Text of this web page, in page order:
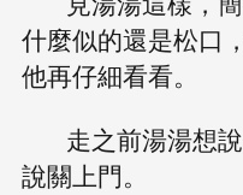
什麼似的還是松口
他再仔細看看。
走之前湯湯想
說關上門。